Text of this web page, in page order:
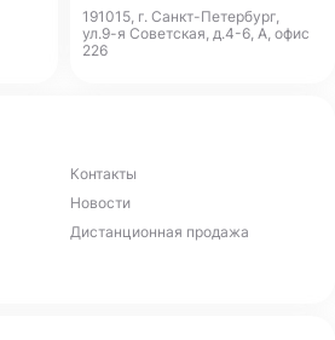
191015, г. Санкт-Петербург,
ул.9-я Советская, д.4-6, А, офис
226
Контакты
Новости
Дистанционная продажа